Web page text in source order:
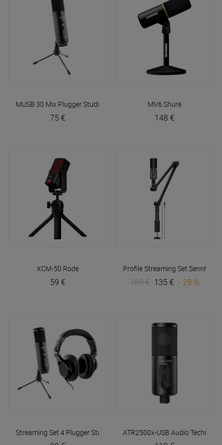
MUSB 30 Mix Plugger Studio
75 €
MV6 Shure
148 €
XCM-50 Rode
59 €
Profile Streaming Set Sennheiser
189 € 135 € - 28 %
Streaming Set 4 Plugger Studio ATR2500x-USB Audio Technica